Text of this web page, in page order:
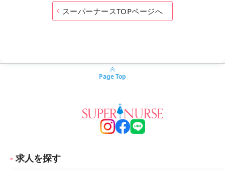
採用ご担当者様へ
エリア別に探す
スーパーナースの特長
スーパーナースTOPページへ
Page Top
求人を探す